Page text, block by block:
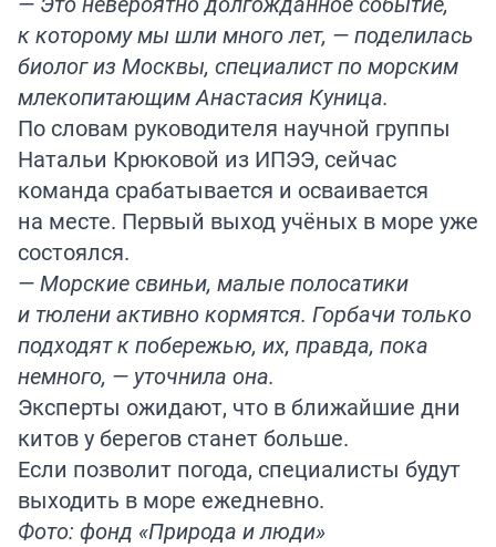
к которому мы шли много лет, — поделилась
биолог из Москвы, специалист по морским
млекопитающим Анастасия Куница.
По словам руководителя научной группы
Натальи Крюковой из ИПЭЭ, сейчас
команда срабатывается и осваивается
на месте. Первый выход учёных в море уже
состоялся.
— Морские свиньи, малые полосатики
и тюлени активно кормятся. Горбачи только
подходят к побережью, их, правда, пока
немного, — уточнила она.
Эксперты ожидают, что в ближайшие дни
китов у берегов станет больше.
Если позволит погода, специалисты будут
выходить в море ежедневно.
Фото: фонд «Природа и люди»